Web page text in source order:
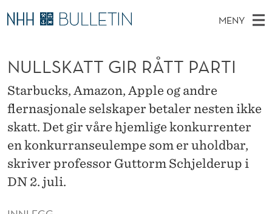
N
U
L
L
S
K
A
T
T
MENY
V
E
D
M
E
N
Y
K
I
E
T
T
S
E
E
Stipendiater og nye forskerprofiler
Disputaser
Ekspertutvalg
Om Bulletin
NULLSKATT GIR RÅTT PARTI
Starbucks, Amazon, Apple og andre
flernasjonale selskaper betaler nesten ikke
skatt. Det gir våre hjemlige konkurrenter
en konkurranseulempe som er uholdbar,
skriver professor Guttorm Schjelderup i
DN 2. juli.